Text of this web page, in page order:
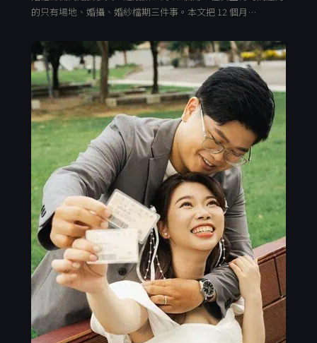
的只有場地、婚攝、婚紗檔期三件事。本文把 12 個月…